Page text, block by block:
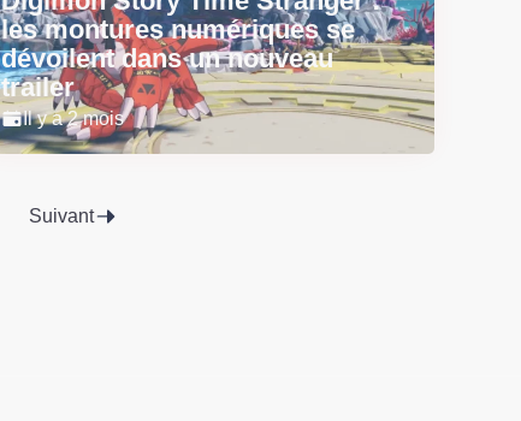
les montures numériques se
dévoilent dans un nouveau
trailer
Il y a 2 mois
Suivant